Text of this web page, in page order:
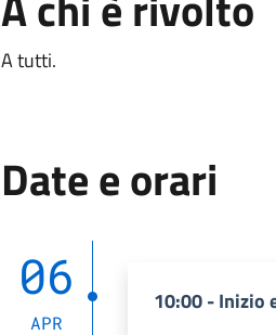
A tutti.
Date e orari
06
APR
10:00 - Inizio